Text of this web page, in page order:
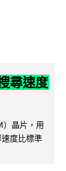
尋速度
）晶片，用
度比標準